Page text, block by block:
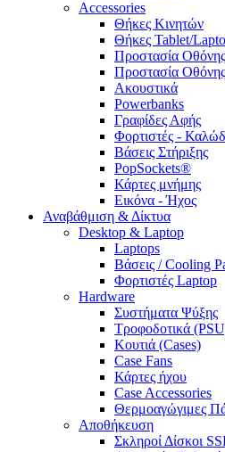
Accessories
Θήκες Κινητών
Θήκες Tablet/
Προστασία
Προστασία
Ακουστικά
Powerbanks
Γραφίδες Αφής
Φορτιστές -
Βάσεις Στήριξης
PopSockets®
Κάρτες μνήμης
Εικόνα - Ήχος
Αναβάθμιση & Δίκτυα
Desktop & Laptop
Laptops
Βάσεις / Cooling
Φορτιστές Laptop
Hardware
Συστήματα Ψύξης
Τροφοδοτικά
Κουτιά (Cases)
Case Fans
Κάρτες ήχου
Case Accessories
Θερμοαγώγιμες
Αποθήκευση
Σκληροί Δίσκοι